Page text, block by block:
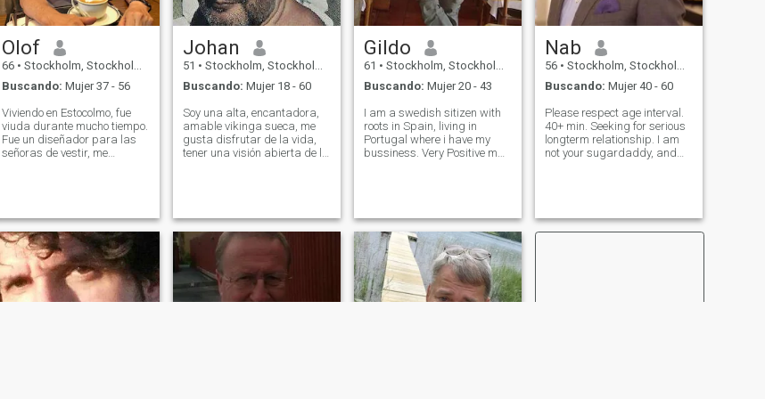
Olof
66 • Stockholm, Stockholm, Suecia
Buscando: Mujer 37 - 56
Viviendo en Estocolmo, fue
viuda durante mucho tiempo.
Fue un diseñador para las
señoras de vestir, me
de Asia. ¡Te digo más!
Muchas gracias y espero
saber de usted. mis mejores
deseos Olof
Johan
51 • Stockholm, Stockholm, Suecia
Buscando: Mujer 18 - 60
Soy una alta, encantadora,
amable vikinga sueca, me
gusta disfrutar de la vida,
tener una visión abierta de la
vida tanto como sea posible.
Me gusta el sexo y soy bueno
en ello. Soy una amante con
buena experiencia, sé cómo
hacer que una mujer disfrute
y se sienta bien, mi mujer
siempre se sentirá
Gildo
61 • Stockholm, Stockholm, Suecia
Buscando: Mujer 20 - 43
I am a swedish sitizen with
roots in Spain, living in
Portugal where i have my
bussiness. Very Positive man
Hotel and several
restaurants. My economy is
in very good shape but i am
and feel very lonely.
Nab
56 • Stockholm, Stockholm, Suecia
Buscando: Mujer 40 - 60
Please respect age interval.
40+ min. Seeking for serious
longterm relationship. I am
not your sugardaddy, and
care with good
Communication. Lo